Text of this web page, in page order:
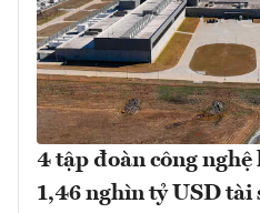
4 tập đoàn công nghệ
1,46 nghìn tỷ USD tài